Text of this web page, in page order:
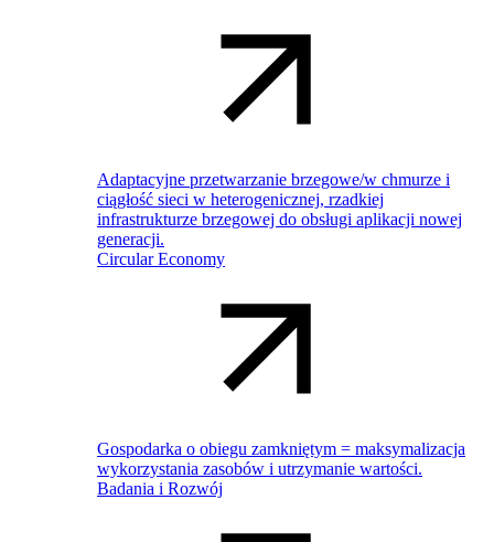
Adaptacyjne przetwarzanie brzegowe/w chmurze i
ciągłość sieci w heterogenicznej, rzadkiej
infrastrukturze brzegowej do obsługi aplikacji nowej
generacji.
Circular Economy
Gospodarka o obiegu zamkniętym = maksymalizacja
wykorzystania zasobów i utrzymanie wartości.
Badania i Rozwój